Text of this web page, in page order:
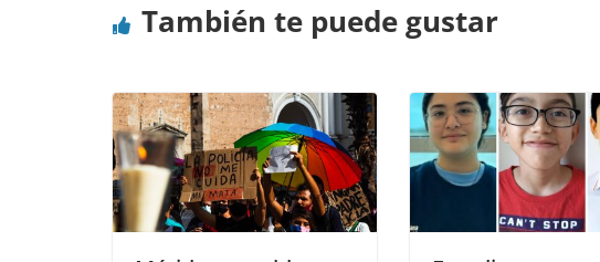
También te puede gustar